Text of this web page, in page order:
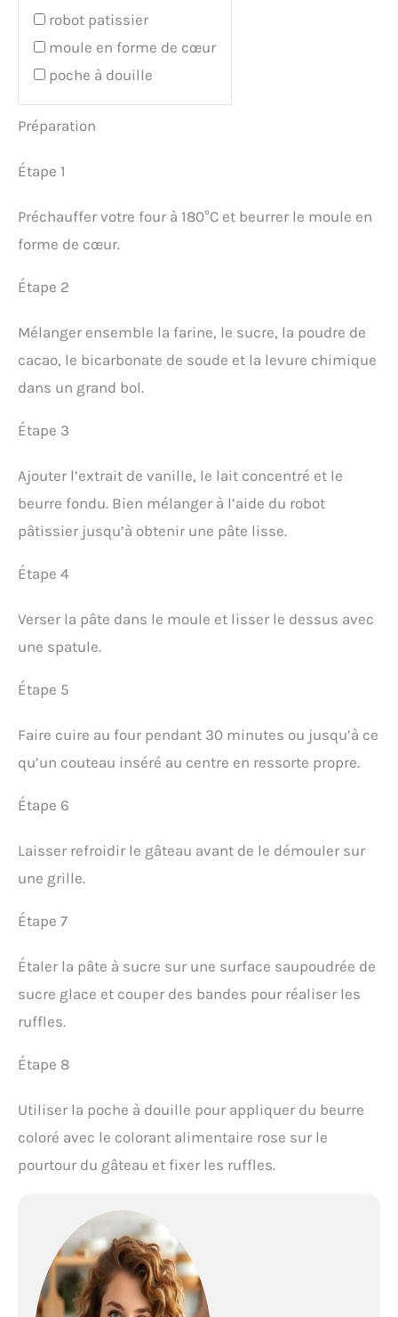
robot patissier
moule en forme de cœur
poche à douille
Préparation
Étape 1
Préchauffer votre four à 180°C et beurrer le moule en
forme de cœur.
Étape 2
Mélanger ensemble la farine, le sucre, la poudre de
cacao, le bicarbonate de soude et la levure chimique
dans un grand bol.
Étape 3
Ajouter l’extrait de vanille, le lait concentré et le
beurre fondu. Bien mélanger à l’aide du robot
pâtissier jusqu’à obtenir une pâte lisse.
Étape 4
Verser la pâte dans le moule et lisser le dessus avec
une spatule.
Étape 5
Faire cuire au four pendant 30 minutes ou jusqu’à ce
qu’un couteau inséré au centre en ressorte propre.
Étape 6
Laisser refroidir le gâteau avant de le démouler sur
une grille.
Étape 7
Étaler la pâte à sucre sur une surface saupoudrée de
sucre glace et couper des bandes pour réaliser les
ruffles.
Étape 8
Utiliser la poche à douille pour appliquer du beurre
coloré avec le colorant alimentaire rose sur le
pourtour du gâteau et fixer les ruffles.